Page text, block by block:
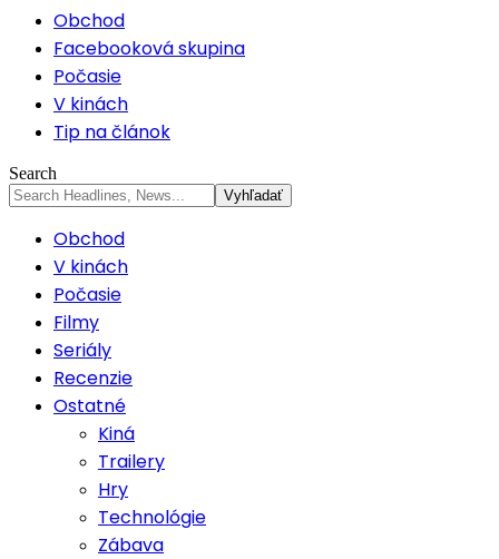
Obchod
Facebooková skupina
Počasie
V kinách
Tip na článok
Search
Obchod
V kinách
Počasie
Filmy
Seriály
Recenzie
Ostatné
Kiná
Trailery
Hry
Technológie
Zábava